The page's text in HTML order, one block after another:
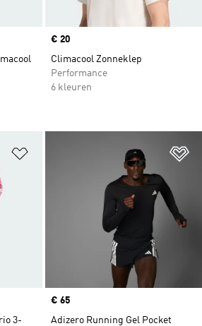
Price
€ 20
Climacool Zonneklep
Performance
6 kleuren
Op verlanglijst zetten
3-
Price
€ 65
Adizero Running Gel Pocket